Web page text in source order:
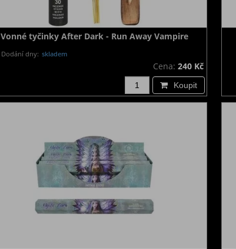
Vonné tyčinky After Dark - Run Away Vampire
Dodání dny: skladem
Cena: 240 Kč
Koupit